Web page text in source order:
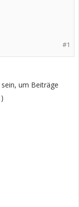
#1
um Beiträge